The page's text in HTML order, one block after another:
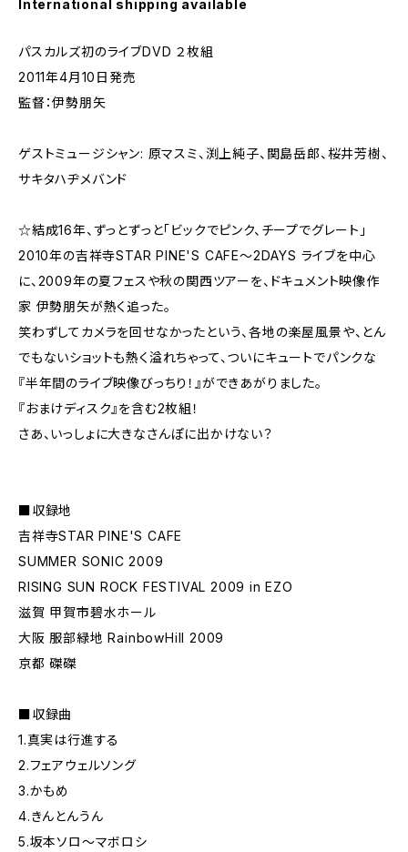
International shipping available
パスカルズ初のライブDVD ２枚組
2011年4月10日発売
監督：伊勢朋矢
ゲストミュージシャン: 原マスミ、渕上純子、関島岳郎、桜井芳樹、
サキタハヂメバンド
☆結成16年、ずっとずっと「ビックでピンク、チープでグレート」
2010年の吉祥寺STAR PINE'S CAFE〜2DAYS ライブを中心
に、2009年の夏フェスや秋の関西ツアーを、ドキュメント映像作
家 伊勢朋矢が熱く追った。
笑わずしてカメラを回せなかったという、各地の楽屋風景や、とん
でもないショットも熱く溢れちゃって、ついにキュートでパンクな
『半年間のライブ映像びっちり！』ができあがりました。
『おまけディスク』を含む2枚組！
さあ、いっしょに大きなさんぽに出かけない？
■収録地
吉祥寺STAR PINE'S CAFE
SUMMER SONIC 2009
RISING SUN ROCK FESTIVAL 2009 in EZO
滋賀 甲賀市碧水ホール
大阪 服部緑地 RainbowHill 2009
京都 磔磔
■収録曲
1.真実は行進する
2.フェアウェルソング
3.かもめ
4.きんとんうん
5.坂本ソロ～マボロシ